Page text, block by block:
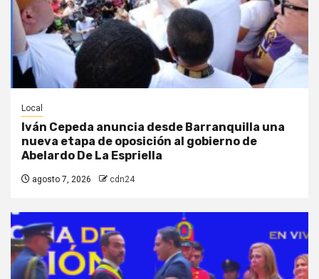
Local
Iván Cepeda anuncia desde Barranquilla una
nueva etapa de oposición al gobierno de
Abelardo De La Espriella
agosto 7, 2026 cdn24